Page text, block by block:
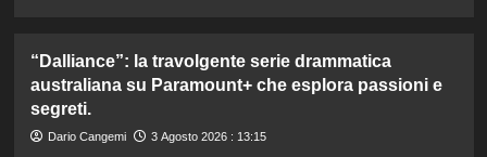
“Dalliance”: la travolgente serie drammatica
australiana su Paramount+ che esplora passioni e
segreti.
Dario Cangemi 3 Agosto 2026 : 13:15